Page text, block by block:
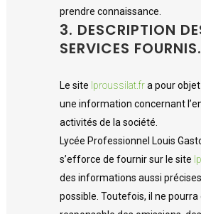
prendre connaissance.
3. DESCRIPTION
SERVICES FOURNIS.
Le site lproussilat.fra pour
une information concernant
activités de la société.
Lycée Professionnel Louis
s’efforce de fournir sur le site
des informations aussi
possible. Toutefois, il ne